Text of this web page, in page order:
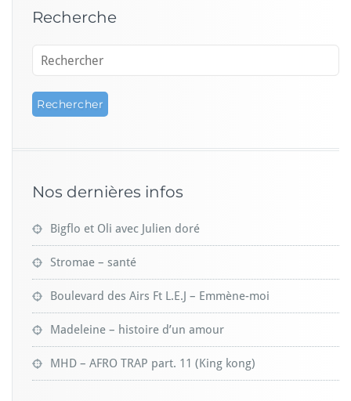
Recherche
Nos dernières infos
Bigflo et Oli avec Julien doré
Stromae – santé
Boulevard des Airs Ft L.E.J – Emmène-moi
Madeleine – histoire d’un amour
MHD – AFRO TRAP part. 11 (King kong)